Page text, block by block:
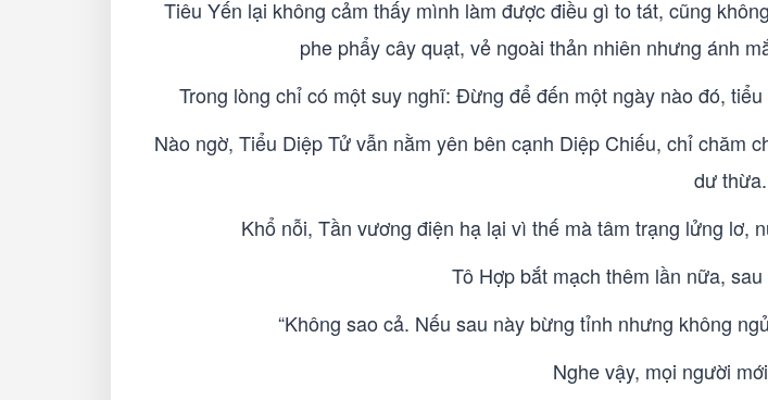
Tiêu Yến lại không cảm thấy mình làm được điều gì to tát, cũng
phe phẩy cây quạt, vẻ ngoài thản nhiên nhưng ánh
Trong lòng chỉ có một suy nghĩ: Đừng để đến một ngày nào đó,
Nào ngờ, Tiểu Diệp Tử vẫn nằm yên bên cạnh Diệp Chiếu, chỉ chăm
dư thừa.
Khổ nỗi, Tần vương điện hạ lại vì thế mà tâm trạng lửng lơ,
Tô Hợp bắt mạch thêm lần nữa,
“Không sao cả. Nếu sau này bừng tỉnh nhưng không
Nghe vậy, mọi người